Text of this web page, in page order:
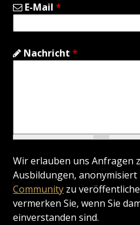
E-Mail*
Nachricht*
Wir erlauben uns Anfragen
Ausbildungen, anonymisiert
Community zu
vermerken Sie, wenn Sie
einverstanden sind.